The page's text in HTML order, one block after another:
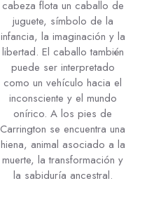
cabeza flota un caballo de
juguete, símbolo de la
infancia, la imaginación y la
libertad. El caballo también
puede ser interpretado
como un vehículo hacia el
inconsciente y el mundo
onírico. A los pies de
Carrington se encuentra una
hiena, animal asociado a la
muerte, la transformación y
la sabiduría ancestral.